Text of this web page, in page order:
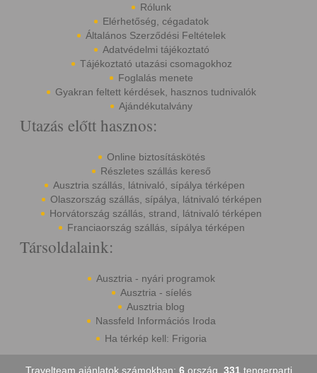
Rólunk
Elérhetőség, cégadatok
Általános Szerződési Feltételek
Adatvédelmi tájékoztató
Tájékoztató utazási csomagokhoz
Foglalás menete
Gyakran feltett kérdések, hasznos tudnivalók
Ajándékutalvány
Utazás előtt hasznos:
Online biztosításkötés
Részletes szállás kereső
Ausztria szállás, látnivaló, sípálya térképen
Olaszország szállás, sípálya, látnivaló térképen
Horvátország szállás, strand, látnivaló térképen
Franciaország szállás, sípálya térképen
Társoldalaink:
Ausztria - nyári programok
Ausztria - síelés
Ausztria blog
Nassfeld Információs Iroda
Ha térkép kell: Frigoria
Travelteam ajánlatok számokban: 6ország, 331 tengerparti